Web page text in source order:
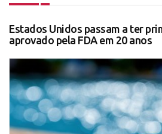
Estados Unidos passam a ter
aprovado pela FDA em 20 anos